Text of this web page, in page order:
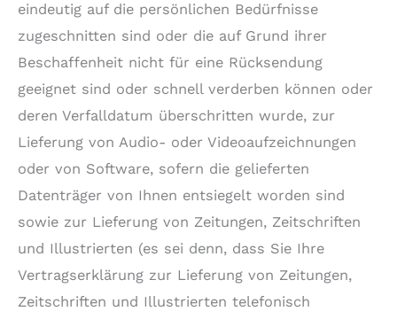
eindeutig auf die persönlichen Bedürfnisse
zugeschnitten sind oder die auf Grund ihrer
Beschaffenheit nicht für eine Rücksendung
geeignet sind oder schnell verderben können oder
deren Verfalldatum überschritten wurde, zur
Lieferung von Audio- oder Videoaufzeichnungen
oder von Software, sofern die gelieferten
Datenträger von Ihnen entsiegelt worden sind
sowie zur Lieferung von Zeitungen, Zeitschriften
und Illustrierten (es sei denn, dass Sie Ihre
Vertragserklärung zur Lieferung von Zeitungen,
Zeitschriften und Illustrierten telefonisch